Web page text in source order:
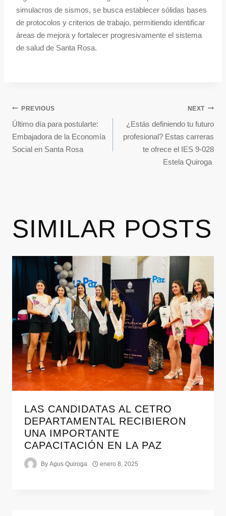
simulacros de sismos, se busca establecer sólidas bases
de protocolos y criterios de trabajo, permitiendo identificar
áreas de mejora y fortalecer progresivamente el sistema
de salud de Santa Rosa.
PREVIOUS
Último día para postularte:
Embajadora de la Economía
Social en Santa Rosa
NEXT
¿Estás definiendo tu futuro
profesional? Estas carreras
te ofrece el IES 9-028
Estela Quiroga
SIMILAR POSTS
LAS CANDIDATAS AL CETRO
DEPARTAMENTAL RECIBIERON
UNA IMPORTANTE
CAPACITACIÓN EN LA PAZ
By Agus Quiroga enero 8, 2025